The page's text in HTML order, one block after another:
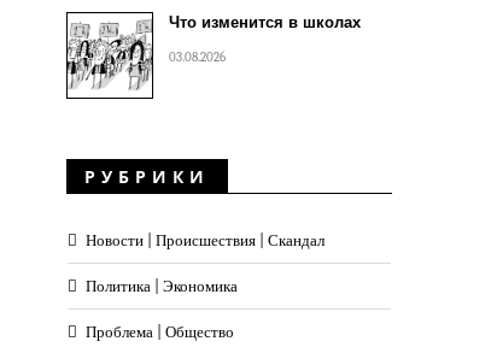
Что изменится в школах
03.08.2026
РУБРИКИ
Новости | Происшествия | Скандал
Политика | Экономика
Проблема | Общество